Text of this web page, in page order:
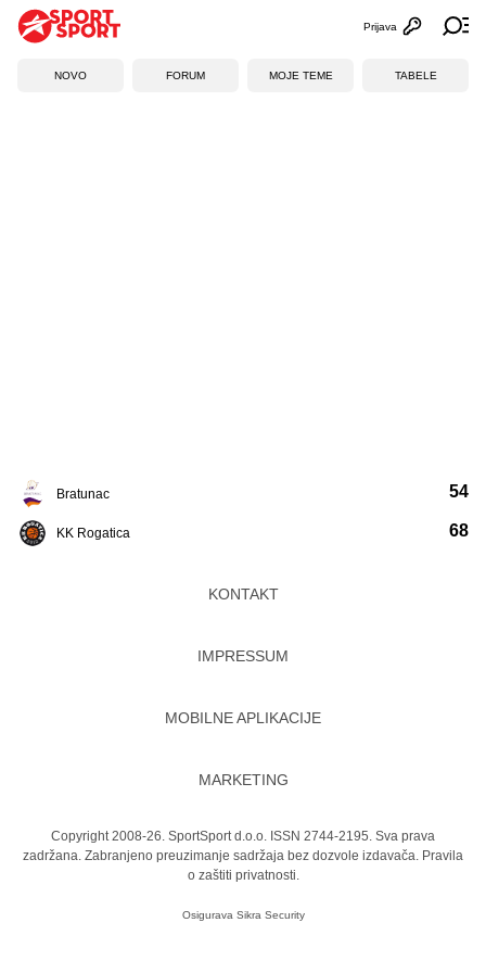
Otvori
Prijava
NOVO FORUM MOJE TEME TABELE
Bratunac
KK Rogatica
54
68
KONTAKT
IMPRESSUM
MOBILNE APLIKACIJE
MARKETING
Copyright 2008-26. SportSport d.o.o. ISSN 2744-2195. Sva prava
zadržana. Zabranjeno preuzimanje sadržaja bez dozvole izdavača. Pravila
o zaštiti privatnosti.
Osigurava Sikra Security